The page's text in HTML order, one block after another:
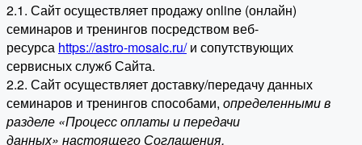
2.1. Сайт осуществляет продажу online (онлайн)
семинаров и тренингов посредством веб-
ресурса https://astro-mosaic.ru/и сопутствующих
сервисных служб Сайта.
2.2. Сайт осуществляет доставку/передачу данных
семинаров и тренингов способами, определенными в
разделе «Процесс оплаты и передачи
данных» настоящего Соглашения.